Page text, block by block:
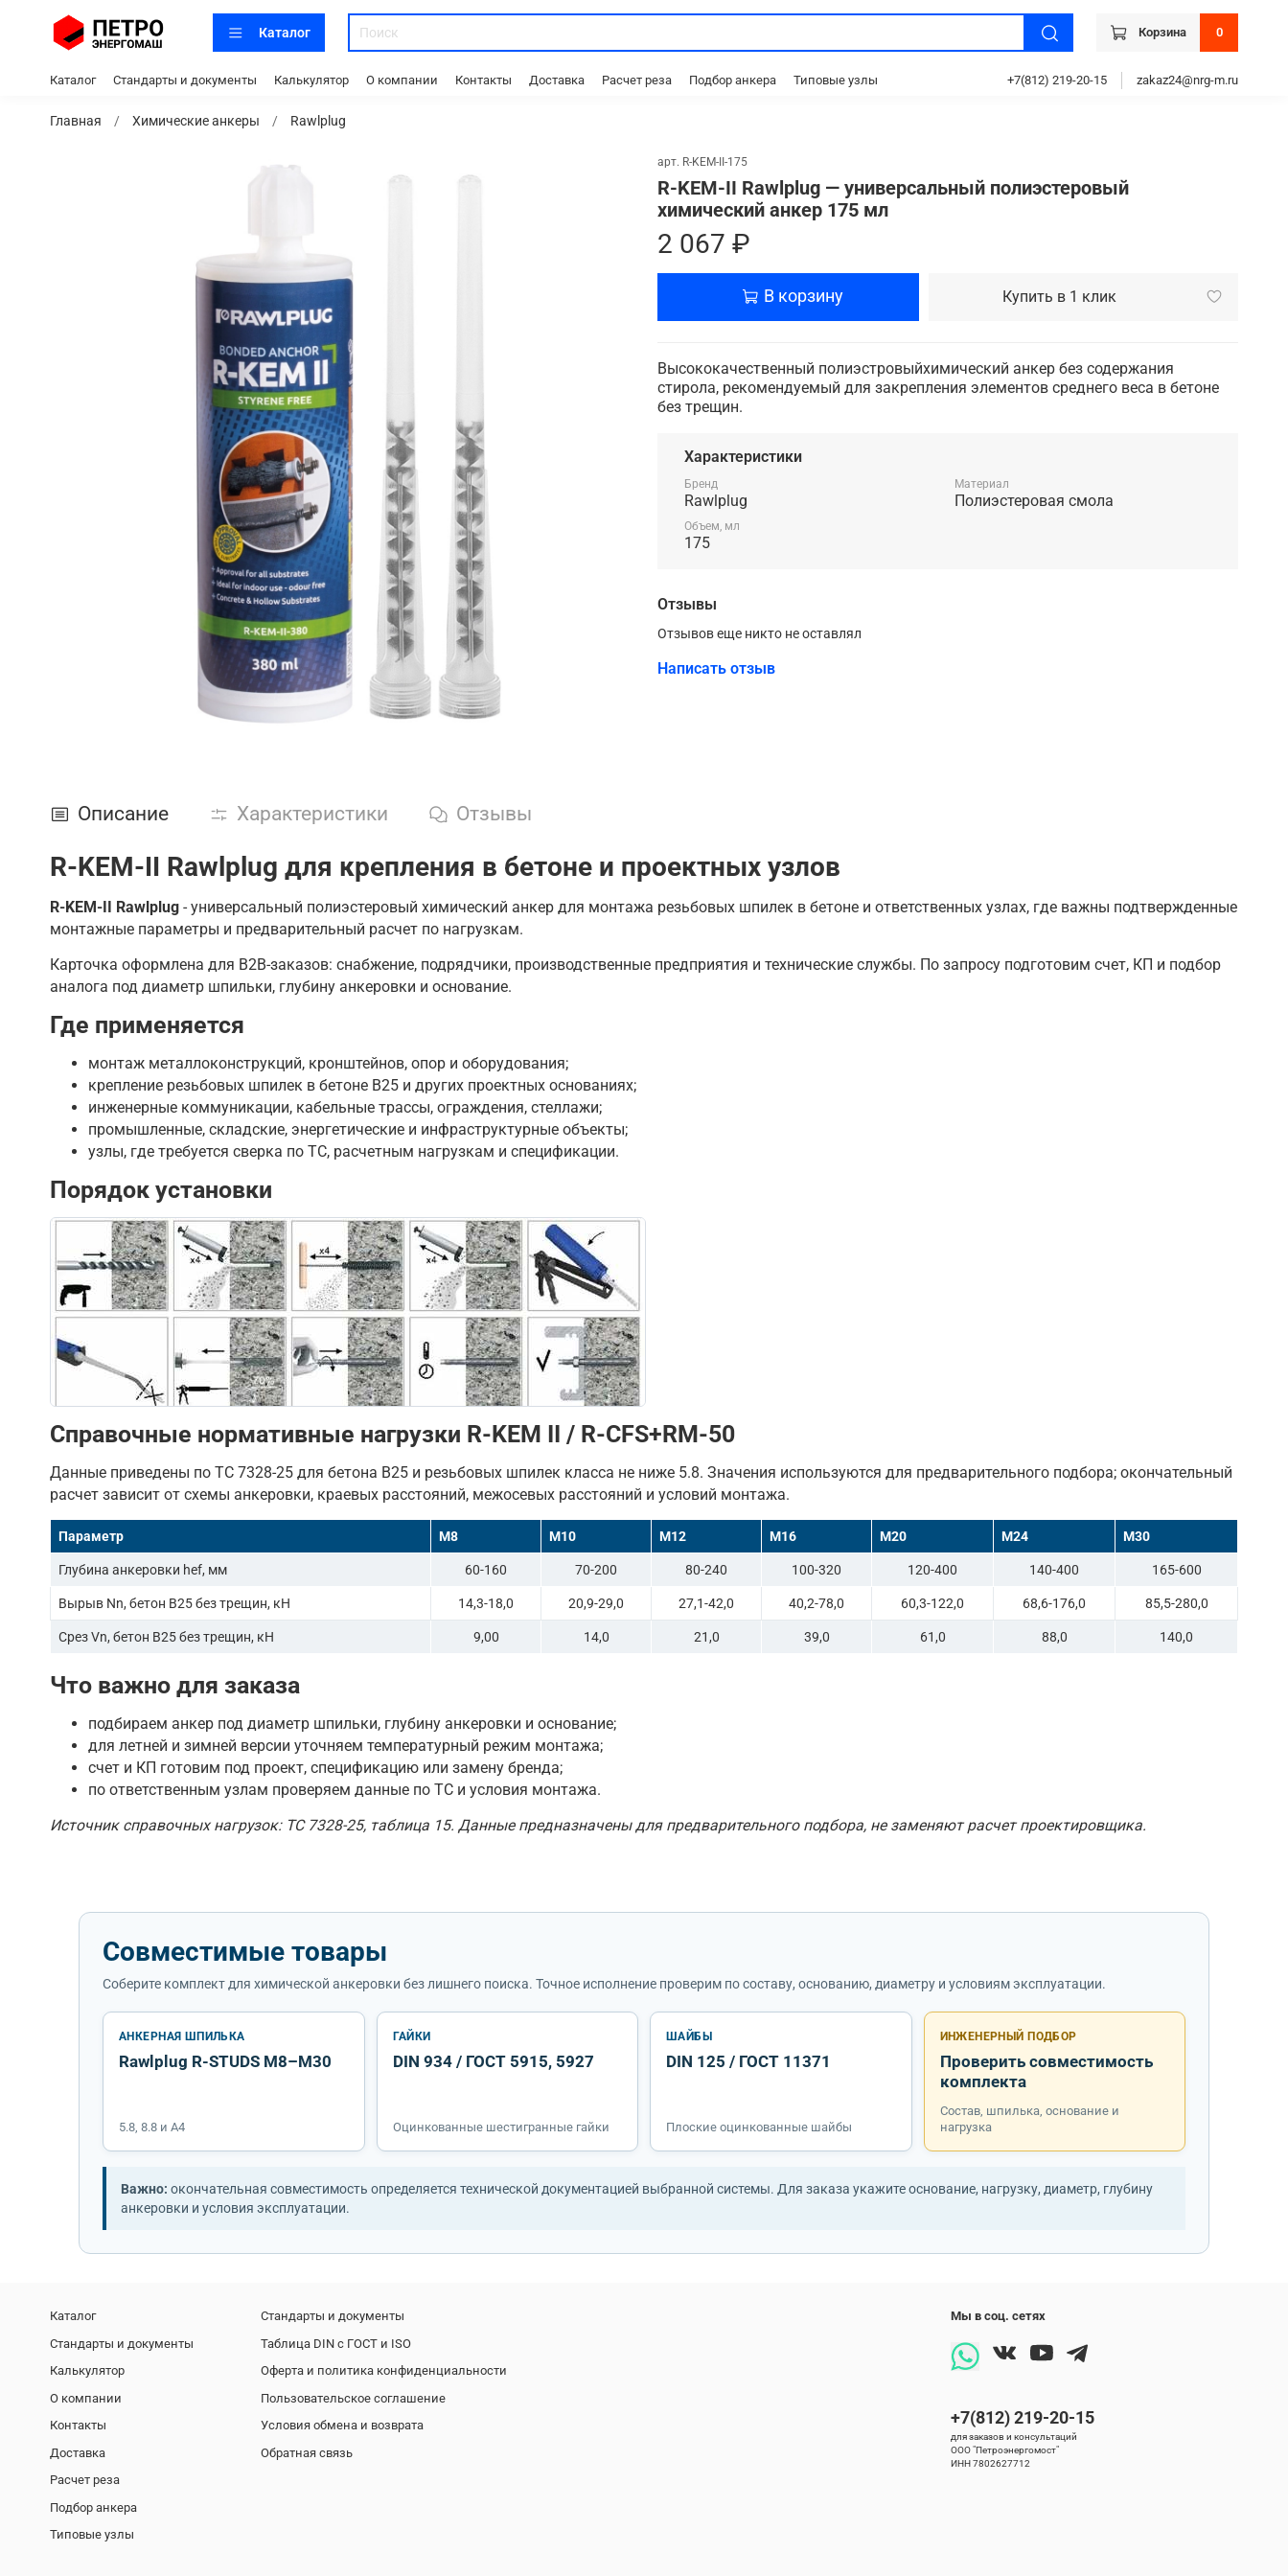
Каталог Корзина 0
Каталог Стандарты и документы Калькулятор О компании Контакты Доставка Расчет реза Подбор анкера Типовые узлы +7(812) 219-20-15 zakaz24@nrg-m.ru
Главная Химические анкеры Rawlplug
арт. R-KEM-II-175
R-KEM-II Rawlplug — универсальный полиэстеровый
химический анкер 175 мл
2 067 ₽
В корзину Купить в 1 клик
Высококачественный полиэстровыйхимический анкер без содержания
стирола, рекомендуемый для закрепления элементов среднего веса в бетоне
без трещин.
Характеристики
Бренд
Rawlplug
Материал
Полиэстеровая смола
Объем, мл
175
Отзывы
Отзывов еще никто не оставлял
Написать отзыв
Описание Характеристики Отзывы
R-KEM-II Rawlplug для крепления в бетоне и проектных узлов
R-KEM-II Rawlplug - универсальный полиэстеровый химический анкер для монтажа резьбовых шпилек в бетоне и ответственных узлах, где важны подтвержденные
монтажные параметры и предварительный расчет по нагрузкам.
Карточка оформлена для B2B-заказов: снабжение, подрядчики, производственные предприятия и технические службы. По запросу подготовим счет, КП и подбор
аналога под диаметр шпильки, глубину анкеровки и основание.
Где применяется
монтаж металлоконструкций, кронштейнов, опор и оборудования;
крепление резьбовых шпилек в бетоне B25 и других проектных основаниях;
инженерные коммуникации, кабельные трассы, ограждения, стеллажи;
промышленные, складские, энергетические и инфраструктурные объекты;
узлы, где требуется сверка по ТС, расчетным нагрузкам и спецификации.
Порядок установки
Справочные нормативные нагрузки R-KEM II / R-CFS+RM-50
Данные приведены по ТС 7328-25 для бетона B25 и резьбовых шпилек класса не ниже 5.8. Значения используются для предварительного подбора; окончательный
расчет зависит от схемы анкеровки, краевых расстояний, межосевых расстояний и условий монтажа.
Параметр M8 M10 M12 M16 M20 M24 M30
Глубина анкеровки hef, мм 60-160 70-200 80-240 100-320 120-400 140-400 165-600
Вырыв Nn, бетон B25 без трещин, кН 14,3-18,0 20,9-29,0 27,1-42,0 40,2-78,0 60,3-122,0 68,6-176,0 85,5-280,0
Срез Vn, бетон B25 без трещин, кН 9,00 14,0 21,0 39,0 61,0 88,0 140,0
Что важно для заказа
подбираем анкер под диаметр шпильки, глубину анкеровки и основание;
для летней и зимней версии уточняем температурный режим монтажа;
счет и КП готовим под проект, спецификацию или замену бренда;
по ответственным узлам проверяем данные по ТС и условия монтажа.
Источник справочных нагрузок: ТС 7328-25, таблица 15. Данные предназначены для предварительного подбора, не заменяют расчет проектировщика.
Совместимые товары
Соберите комплект для химической анкеровки без лишнего поиска. Точное исполнение проверим по составу, основанию, диаметру и условиям эксплуатации.
АНКЕРНАЯ ШПИЛЬКА
Rawlplug R-STUDS M8–M30
5.8, 8.8 и A4
ГАЙКИ
DIN 934 / ГОСТ 5915, 5927
Оцинкованные шестигранные гайки
ШАЙБЫ
DIN 125 / ГОСТ 11371
Плоские оцинкованные шайбы
ИНЖЕНЕРНЫЙ ПОДБОР
Проверить совместимость
комплекта
Состав, шпилька, основание и
нагрузка
Важно: окончательная совместимость определяется технической документацией выбранной системы. Для заказа укажите основание, нагрузку, диаметр, глубину
анкеровки и условия эксплуатации.
Каталог
Стандарты и документы
Калькулятор
О компании
Контакты
Доставка
Расчет реза
Подбор анкера
Типовые узлы
Стандарты и документы
Таблица DIN с ГОСТ и ISO
Оферта и политика конфиденциальности
Пользовательское соглашение
Условия обмена и возврата
Обратная связь
Мы в соц. сетях
+7(812) 219-20-15
для заказов и консультаций
ООО "Петроэнергомост"
ИНН 7802627712